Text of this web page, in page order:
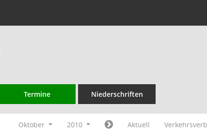
Termine Niederschriften
Oktober 2010 Aktuell